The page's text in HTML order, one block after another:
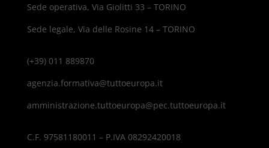
Sede operativa, Via Giolitti 33 – TORINO
Sede legale, Via delle Rosine 14 – TORINO
(+39) 011 889870
agenzia.formativa@tuttoeuropa.it
amministrazione.tuttoeuropa@pec.tuttoeuropa.it
C.F. 97581180011 – P.IVA 08292420018